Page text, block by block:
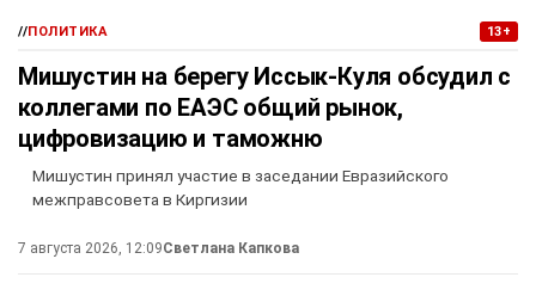
//ПОЛИТИКА 13+
Мишустин на берегу Иссык-Куля обсудил с
коллегами по ЕАЭС общий рынок,
цифровизацию и таможню
Мишустин принял участие в заседании Евразийского
межправсовета в Киргизии
7 августа 2026, 12:09Светлана Капкова